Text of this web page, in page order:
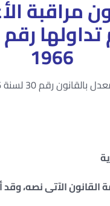
مراقبة
1966
بالقانون رقم 30 لسنة 1976 “
القانون الآتى نصه، وقد